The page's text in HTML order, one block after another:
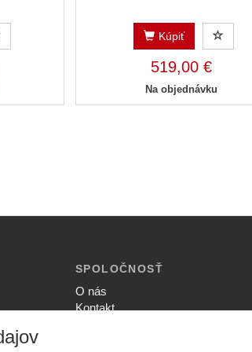
Kúpiť
519,00 €
Na objednávku
SPOLOČNOSŤ
O nás
Kontakt